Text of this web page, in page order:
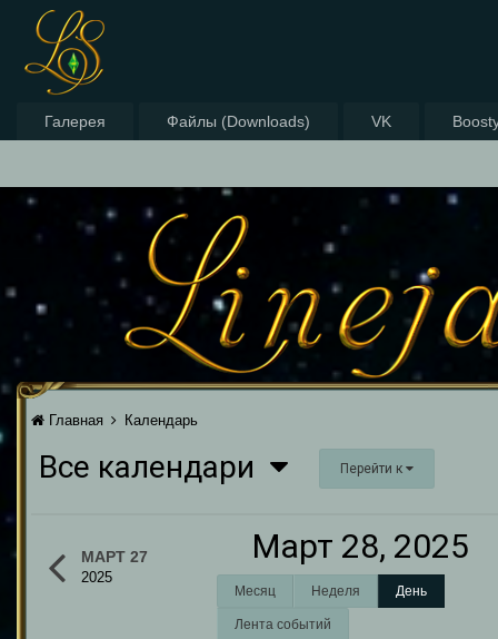
Галерея Файлы (Downloads) VK
Главная Календарь
Все календари Перейти к
МАРТ 27
2025
Март 28, 2025
Месяц Неделя День
Лента событий